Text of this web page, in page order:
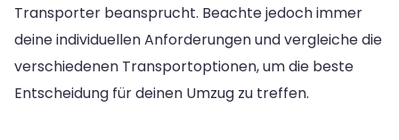
Transporter beansprucht. Beachte jedoch immer
deine individuellen Anforderungen und vergleiche die
verschiedenen Transportoptionen, um die beste
Entscheidung für deinen Umzug zu treffen.